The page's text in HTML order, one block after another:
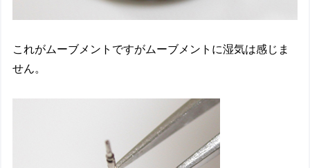
これがムーブメントですがムーブメントに湿気は感じま
せん。